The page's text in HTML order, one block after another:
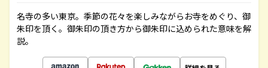
名寺の多い東京。季節の花々を楽しみながらお寺をめぐり、御
朱印を頂く。御朱印の頂き方から御朱印に込められた意味を解
説。